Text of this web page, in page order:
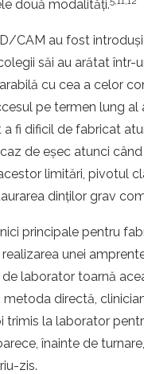
două modalități.
CAM au fost
săi au arătat într-
cu cea a celor
pe termen lung
fi dificil de fabricat
de eșec atunci
limitări, pivotul
dinților grav
principale pentru
unei
laborator toarnă
metoda directă,
la laborator
înainte de
zis.